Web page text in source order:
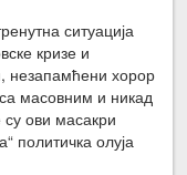
ситуација
кризе и
незапамћени хорор
масовним и никад
су ови масакри
политичка олуја